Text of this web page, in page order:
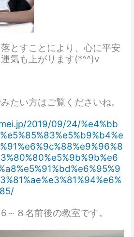
とすことにより、心に平安
気も上がります(*^^)v
たい方はご覧くださいね。
2019/09/24/%e4%bb
～８名前後の教室です。